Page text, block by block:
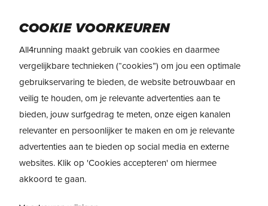
main
content
COOKIE VOORKEUREN
All4running maakt gebruik van cookies en daarmee
vergelijkbare technieken (“cookies”) om jou een optimale
gebruikservaring te bieden, de website betrouwbaar en
veilig te houden, om je relevante advertenties aan te
bieden, jouw surfgedrag te meten, onze eigen kanalen
relevanter en persoonlijker te maken en om je relevante
advertenties aan te bieden op social media en externe
websites. Klik op 'Cookies accepteren' om hiermee
akkoord te gaan.